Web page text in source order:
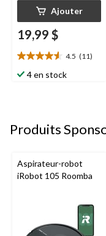
Ajouter
19,99 $
4.5 (11)
4.5
étoile(s)
4 en stock
Produits
Aspirateur-robot
iRobot 105 Roomba